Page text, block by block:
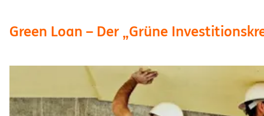
Green Loan – Der „Grüne